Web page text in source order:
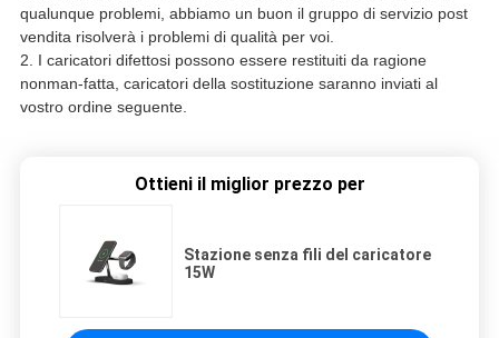
qualunque problemi, abbiamo un buon il gruppo di servizio post
vendita risolverà i problemi di qualità per voi.
2. I caricatori difettosi possono essere restituiti da ragione
nonman-fatta, caricatori della sostituzione saranno inviati al
vostro ordine seguente.
Ottieni il miglior prezzo per
Stazione senza fili del caricatore
15W